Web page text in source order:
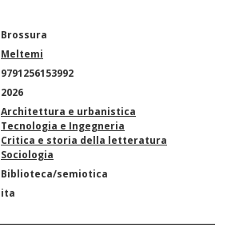
Brossura
Meltemi
9791256153992
2026
Architettura e urbanistica
Tecnologia e Ingegneria
Critica e storia della letteratura
Sociologia
Biblioteca/semiotica
ita